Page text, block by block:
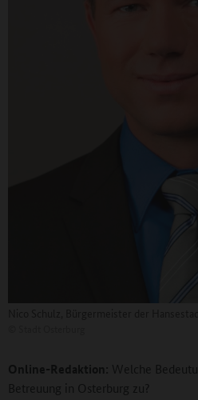
Online-Redaktion: Welche
Betreuung in Osterburg zu?